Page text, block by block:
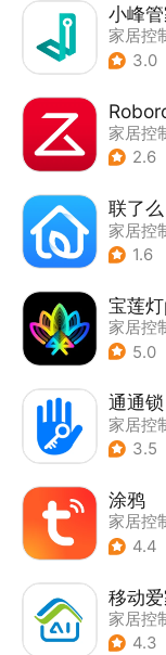
小峰
家居控
3.0
家居控
2.6
联了么
家居控
1.6
宝莲
家居控
5.0
通通锁
家居控
3.5
涂鸦
家居控
4.4
移动
家居控
4.3